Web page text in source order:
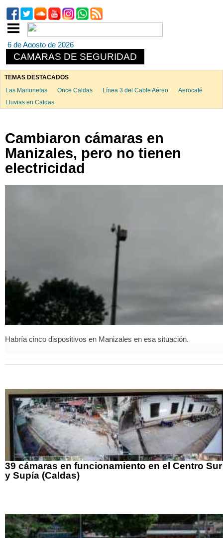
6 de Agosto de 2026
CAMARAS DE SEGURIDAD
TEMAS DESTACADOS
Las Marionetas
Once Caldas Línea 3 del Cable Aéreo
Aerocafé
Lluvias en Caldas
Cambiaron cámaras en
Manizales, pero no tienen
electricidad
Habría cinco dispositivos en Manizales en esa situación.
39 cámaras en funcionamiento en el Centro Sur
y Supía (Caldas)